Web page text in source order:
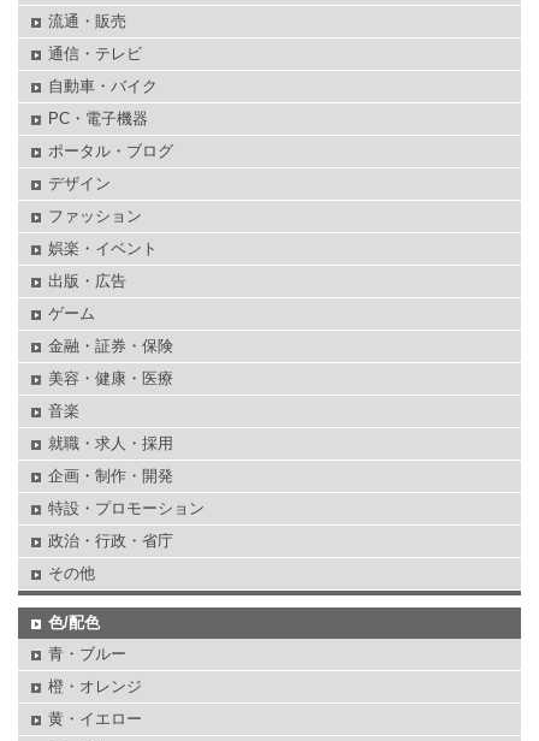
流通・販売
通信・テレビ
自動車・バイク
PC・電子機器
ポータル・ブログ
デザイン
ファッション
娯楽・イベント
出版・広告
ゲーム
金融・証券・保険
美容・健康・医療
音楽
就職・求人・採用
企画・制作・開発
特設・プロモーション
政治・行政・省庁
その他
色/配色
青・ブルー
橙・オレンジ
黄・イエロー